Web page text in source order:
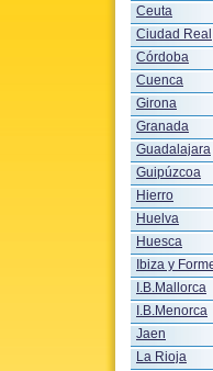
Ceuta
Ciudad Real
Córdoba
Cuenca
Girona
Granada
Guadalajara
Guipúzcoa
Hierro
Huelva
Huesca
Ibiza y
I.B.Mallorca
I.B.Menorca
Jaen
La Rioja